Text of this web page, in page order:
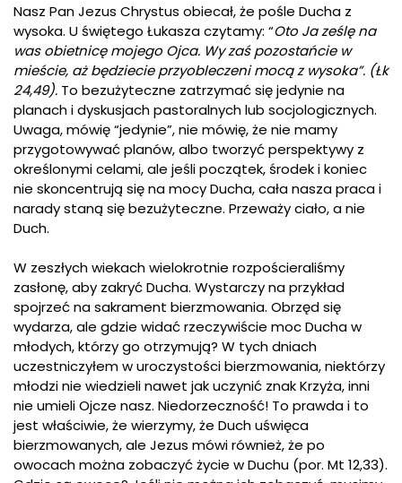
Nasz Pan Jezus Chrystus obiecał, że pośle Ducha z
wysoka. U świętego Łukasza czytamy: “Oto Ja ześlę na
was obietnicę mojego Ojca. Wy zaś pozostańcie w
mieście, aż będziecie przyobleczeni mocą z wysoka”. (Łk
24,49). To bezużyteczne zatrzymać się jedynie na
planach i dyskusjach pastoralnych lub socjologicznych.
Uwaga, mówię “jedynie”, nie mówię, że nie mamy
przygotowywać planów, albo tworzyć perspektywy z
określonymi celami, ale jeśli początek, środek i koniec
nie skoncentrują się na mocy Ducha, cała nasza praca i
narady staną się bezużyteczne. Przeważy ciało, a nie
Duch.
W zeszłych wiekach wielokrotnie rozpościeraliśmy
zasłonę, aby zakryć Ducha. Wystarczy na przykład
spojrzeć na sakrament bierzmowania. Obrzęd się
wydarza, ale gdzie widać rzeczywiście moc Ducha w
młodych, którzy go otrzymują? W tych dniach
uczestniczyłem w uroczystości bierzmowania, niektórzy
młodzi nie wiedzieli nawet jak uczynić znak Krzyża, inni
nie umieli Ojcze nasz. Niedorzeczność! To prawda i to
jest właściwie, że wierzymy, że Duch uświęca
bierzmowanych, ale Jezus mówi również, że po
owocach można zobaczyć życie w Duchu (por. Mt 12,33).